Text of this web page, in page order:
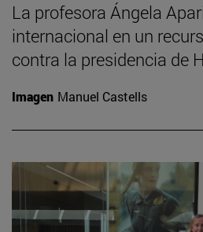
La profesora Ángela
internacional en un
contra la presidencia de
Imagen Manuel Castells